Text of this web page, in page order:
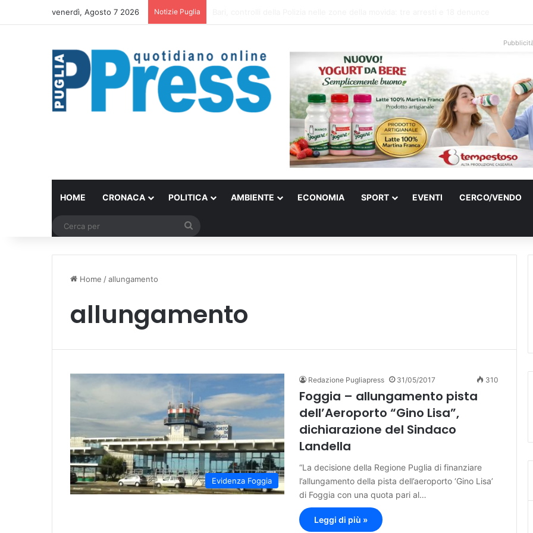
venerdì, Agosto 7 2026 Notizie Puglia
HOME CRONACA POLITICA AMBIENTE ECONOMIA SPORT EVENTI CERCO/VENDO
Home /allungamento
allungamento
Evidenza Foggia
Redazione Pugliapress 31/05/2017 310
Foggia – allungamento pista
dell’Aeroporto “Gino Lisa”,
dichiarazione del Sindaco
Landella
“La decisione della Regione Puglia di finanziare
l’allungamento della pista dell’aeroporto ‘Gino Lisa’
di Foggia con una quota pari al…
Leggi di più »